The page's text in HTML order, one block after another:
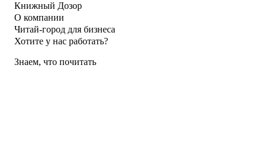
Книжный Дозор
О компании
Читай-город для бизнеса
Хотите у нас работать?
Знаем, что почитать